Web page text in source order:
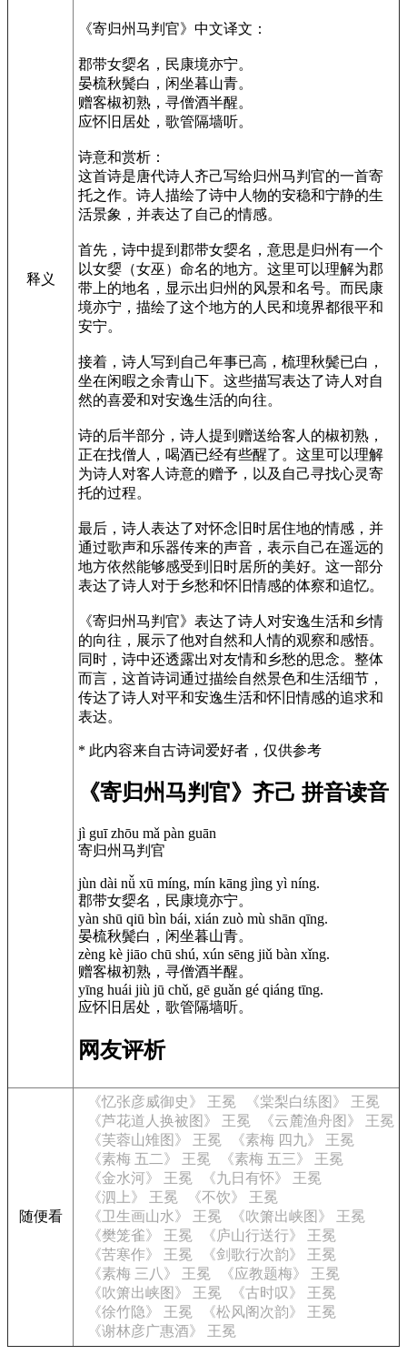
释义
《寄归州马判官》中文译文：
郡带女媭名，民康境亦宁。
晏梳秋鬓白，闲坐暮山青。
赠客椒初熟，寻僧酒半醒。
应怀旧居处，歌管隔墙听。
诗意和赏析：
这首诗是唐代诗人齐己写给归州马判官的一首寄
托之作。诗人描绘了诗中人物的安稳和宁静的生
活景象，并表达了自己的情感。
首先，诗中提到郡带女媭名，意思是归州有一个
以女媭（女巫）命名的地方。这里可以理解为郡
带上的地名，显示出归州的风景和名号。而民康
境亦宁，描绘了这个地方的人民和境界都很平和
安宁。
接着，诗人写到自己年事已高，梳理秋鬓已白，
坐在闲暇之余青山下。这些描写表达了诗人对自
然的喜爱和对安逸生活的向往。
诗的后半部分，诗人提到赠送给客人的椒初熟，
正在找僧人，喝酒已经有些醒了。这里可以理解
为诗人对客人诗意的赠予，以及自己寻找心灵寄
托的过程。
最后，诗人表达了对怀念旧时居住地的情感，并
通过歌声和乐器传来的声音，表示自己在遥远的
地方依然能够感受到旧时居所的美好。这一部分
表达了诗人对于乡愁和怀旧情感的体察和追忆。
《寄归州马判官》表达了诗人对安逸生活和乡情
的向往，展示了他对自然和人情的观察和感悟。
同时，诗中还透露出对友情和乡愁的思念。整体
而言，这首诗词通过描绘自然景色和生活细节，
传达了诗人对平和安逸生活和怀旧情感的追求和
表达。
* 此内容来自古诗词爱好者，仅供参考
《寄归州马判官》齐己 拼音读音
jì guī zhōu mǎ pàn guān
寄归州马判官
jùn dài nǚ xū míng, mín kāng jìng yì níng.
郡带女媭名，民康境亦宁。
yàn shū qiū bìn bái, xián zuò mù shān qīng.
晏梳秋鬓白，闲坐暮山青。
zèng kè jiāo chū shú, xún sēng jiǔ bàn xǐng.
赠客椒初熟，寻僧酒半醒。
yīng huái jiù jū chǔ, gē guǎn gé qiáng tīng.
应怀旧居处，歌管隔墙听。
网友评析
随便看
《忆张彦威御史》 王冕
《棠梨白练图》 王冕
《芦花道人换被图》 王冕
《云麓渔舟图》 王冕
《芙蓉山雉图》 王冕
《素梅 四九》 王冕
《素梅 五二》 王冕
《素梅 五三》 王冕
《金水河》 王冕
《九日有怀》 王冕
《泗上》 王冕
《不饮》 王冕
《卫生画山水》 王冕
《吹箫出峡图》 王冕
《樊笼雀》 王冕
《庐山行送行》 王冕
《苦寒作》 王冕
《剑歌行次韵》 王冕
《素梅 三八》 王冕
《应教题梅》 王冕
《吹箫出峡图》 王冕
《古时叹》 王冕
《徐竹隐》 王冕
《松风阁次韵》 王冕
《谢林彦广惠酒》 王冕